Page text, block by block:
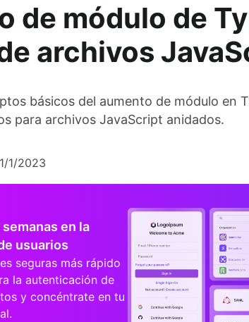
de módulo de
archivos
básicos del aumento de módulo en
para archivos JavaScript anidados.
1/2023
en la
usuarios
seguras más rápido
la autenticación de
y concéntrate en tu